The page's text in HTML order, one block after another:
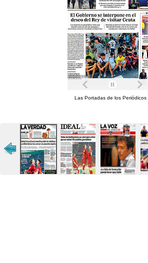
Las Portadas de los Periódicos